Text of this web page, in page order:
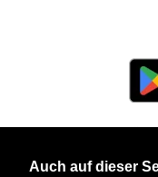
Auch auf dieser